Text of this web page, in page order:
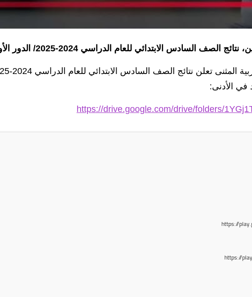
الصف السادس الابتدائي للعام الدراسي 2024-2025/ الدور الأول.
في الأدنى:
https://drive.google.com/drive/folders/
https://
https://